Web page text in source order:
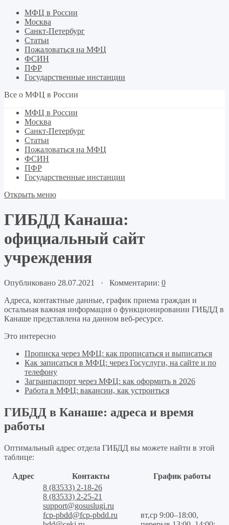
МФЦ в России
Москва
Санкт-Петербург
Статьи
Пожаловаться на МФЦ
ФСИН
ПФР
Государственные инстанции
Все о МФЦ в России
МФЦ в России
Москва
Санкт-Петербург
Статьи
Пожаловаться на МФЦ
ФСИН
ПФР
Государственные инстанции
Открыть меню
ГИБДД Канаша:
официальный сайт
учреждения
Опубликовано 28.07.2021 · Комментарии: 0
Адреса, контактные данные, график приема граждан и
остальная важная информация о функционировании ГИБДД в
Канаше представлена на данном веб-ресурсе.
Это интересно
Прописка через МФЦ: как прописаться и выписаться
Как записаться в МФЦ: через Госуслуги, на сайте и по
телефону
Загранпаспорт через МФЦ: как оформить в 2026
Работа в МФЦ: вакансии, как устроиться
ГИБДД в Канаше: адреса и время
работы
Оптимальный адрес отдела ГИБДД вы можете найти в этой
таблице:
Адрес Контакты График работы
8 (83533) 2-18-26
8 (83533) 2-25-21
support@gosuslugi.ru
fcp-pbdd@fcp-pbdd.ru
вт,ср 9:00–18:00,